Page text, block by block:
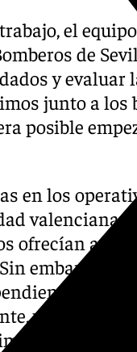
el
de
y
junto a
posible
en los
valenciana:
ofrecían
embargo, el
en las
y todavía
y más